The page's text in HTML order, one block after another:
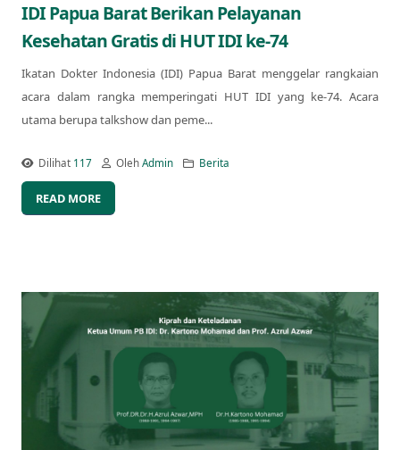
IDI Papua Barat Berikan Pelayanan
Kesehatan Gratis di HUT IDI ke-74
Ikatan Dokter Indonesia (IDI) Papua Barat menggelar rangkaian
acara dalam rangka memperingati HUT IDI yang ke-74. Acara
utama berupa talkshow dan peme...
Dilihat 117 OlehAdmin Berita
READ MORE